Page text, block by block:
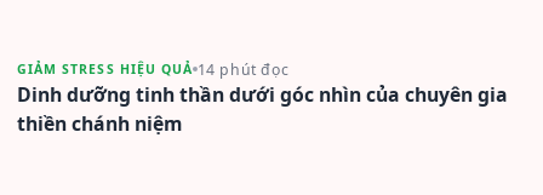
GIẢM STRESS HIỆU QUẢ 14 phút đọc
Dinh dưỡng tinh thần dưới góc nhìn của chuyên gia
thiền chánh niệm